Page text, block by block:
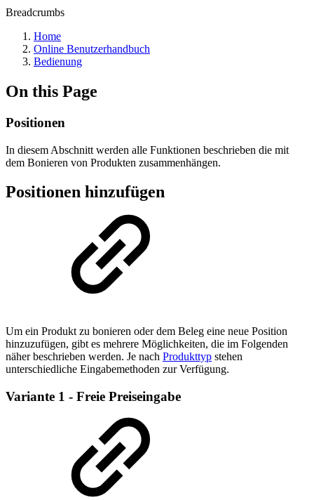
Breadcrumbs
Home
Online Benutzerhandbuch
Bedienung
On this Page
Positionen
In diesem Abschnitt werden alle Funktionen beschrieben die mit
dem Bonieren von Produkten zusammenhängen.
Positionen hinzufügen
Um ein Produkt zu bonieren oder dem Beleg eine neue Position
hinzuzufügen, gibt es mehrere Möglichkeiten, die im Folgenden
näher beschrieben werden. Je nach Produkttyp stehen
unterschiedliche Eingabemethoden zur Verfügung.
Variante 1 - Freie Preiseingabe